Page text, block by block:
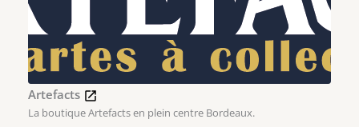
Artefacts
La boutique Artefacts en plein centre Bordeaux.